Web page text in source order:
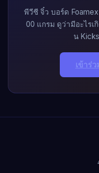
พีวีซี จิ๋ว บอร์ด
00 แกรม ดูว่ามีอะไรเ
น
เข้าร่